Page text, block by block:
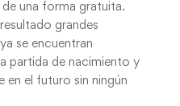
una forma gratuita.
grandes
se encuentran
partida de nacimiento y
en el futuro sin ningún